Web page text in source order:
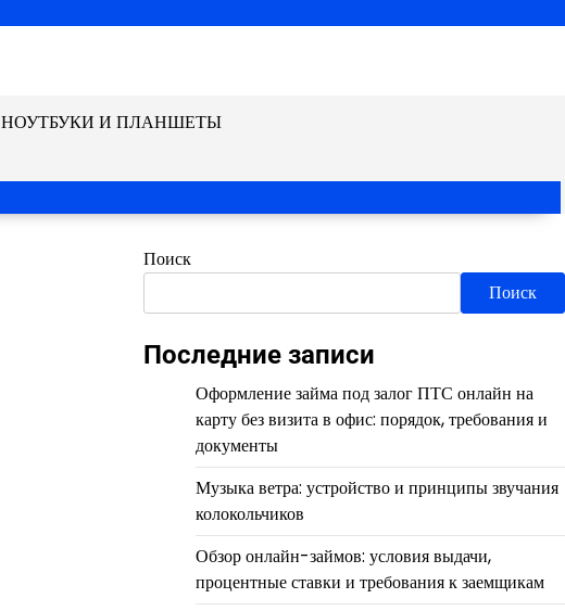
НОУТБУКИ И ПЛАНШЕТЫ
Поиск
Поиск
Последние записи
Оформление займа под залог ПТС онлайн на
карту без визита в офис: порядок, требования и
документы
Музыка ветра: устройство и принципы звучания
колокольчиков
Обзор онлайн-займов: условия выдачи,
процентные ставки и требования к заемщикам